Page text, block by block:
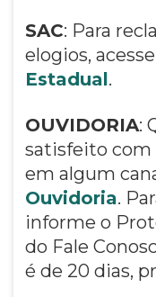
SAC: Para
elogios,
Estadual.
OUVIDORIA:
satisfeito com
em algum
Ouvidoria.
informe o
do Fale
é de 20 dias,